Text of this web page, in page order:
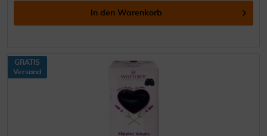
In den Warenkorb
GRATIS
Versand